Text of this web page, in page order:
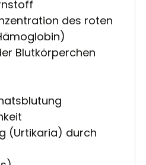
des roten
Blutkörperchen
(Urtikaria) durch